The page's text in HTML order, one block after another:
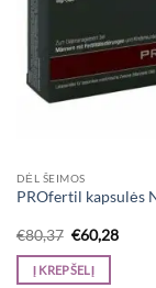
DĖL ŠEIMOS
PROfertil kapsulės
€80,37 Original
price
was:
€80,37.
€60,28
Į KREPŠELĮ